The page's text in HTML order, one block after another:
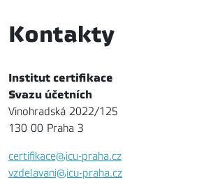
Kontakty
Institut certifikace
Svazu účetních
Vinohradská 2022/125
130 00 Praha 3
certifikace@icu-praha.cz
vzdelavani@icu-praha.cz